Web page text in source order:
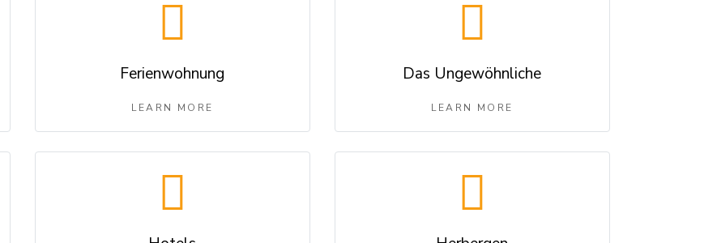
Ferienwohnung
LEARN MORE
Das Ungewöhnliche
LEARN MORE